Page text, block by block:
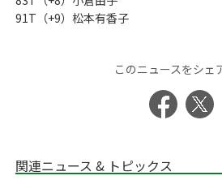
91T（+9）松本有香子
このニュースをシェ
関連ニュース & トピックス